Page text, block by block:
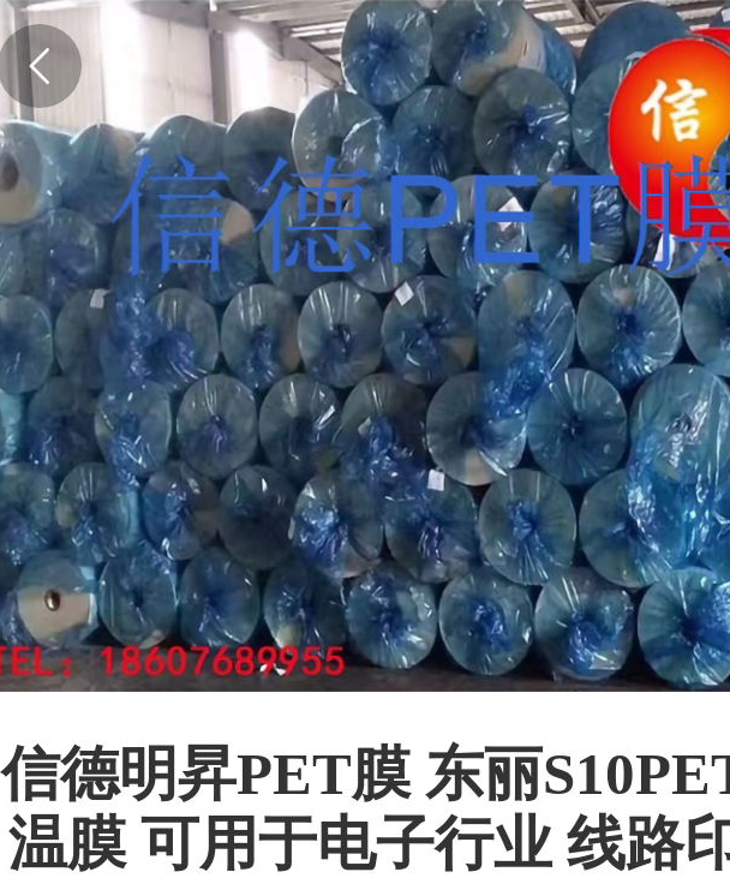
信德明昇PET膜 东丽
温膜 可用于电子行业 线路